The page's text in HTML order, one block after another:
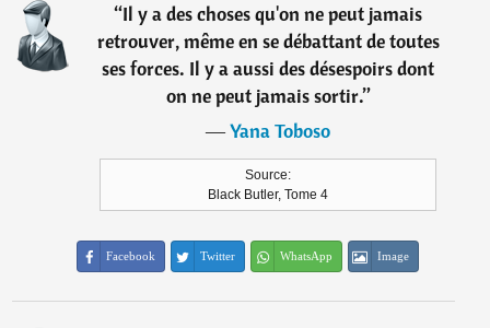
“Il y a des choses qu'on ne peut jamais
retrouver, même en se débattant de toutes
ses forces. Il y a aussi des désespoirs dont
on ne peut jamais sortir.”
―Yana Toboso
Source:
Black Butler, Tome 4
Facebook Twitter WhatsApp Image